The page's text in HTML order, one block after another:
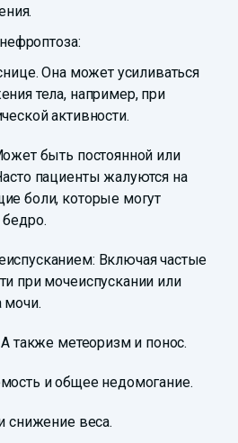
Она может усиливаться
тела, например, при
активности.
быть постоянной или
пациенты жалуются на
боли, которые могут
Включая частые
при мочеиспускании или
мочи.
также метеоризм и понос.
и общее недомогание.
снижение веса.